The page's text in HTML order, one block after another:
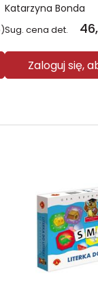
Katarzyna Bonda
Sug. cena det.
Zaloguj się,